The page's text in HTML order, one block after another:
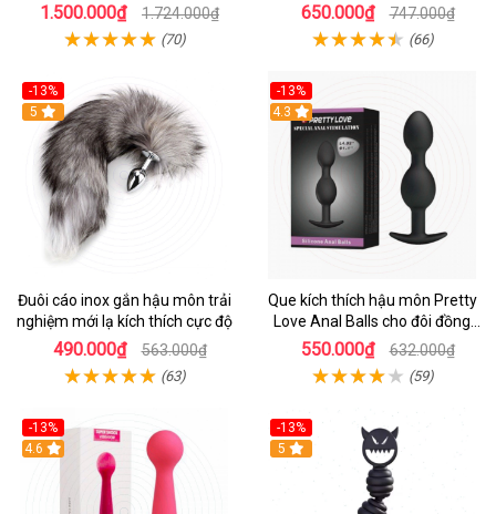
1.500.000₫ 1.724.000₫
(70)
650.000₫ 747.000₫
(66)
-13%
Hot
5
Đuôi cáo inox gắn hậu môn trải
nghiệm mới lạ kích thích cực độ
490.000₫ 563.000₫
(63)
-13%
Hot
4.3
Que kích thích hậu môn Pretty
Love Anal Balls cho đôi đồng
tính
550.000₫ 632.000₫
(59)
-13%
Hot
4.6
-13%
5